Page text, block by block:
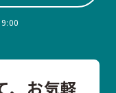
、お気軽